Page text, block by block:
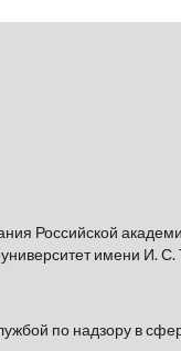
Российской
имени И. С.
по надзору в